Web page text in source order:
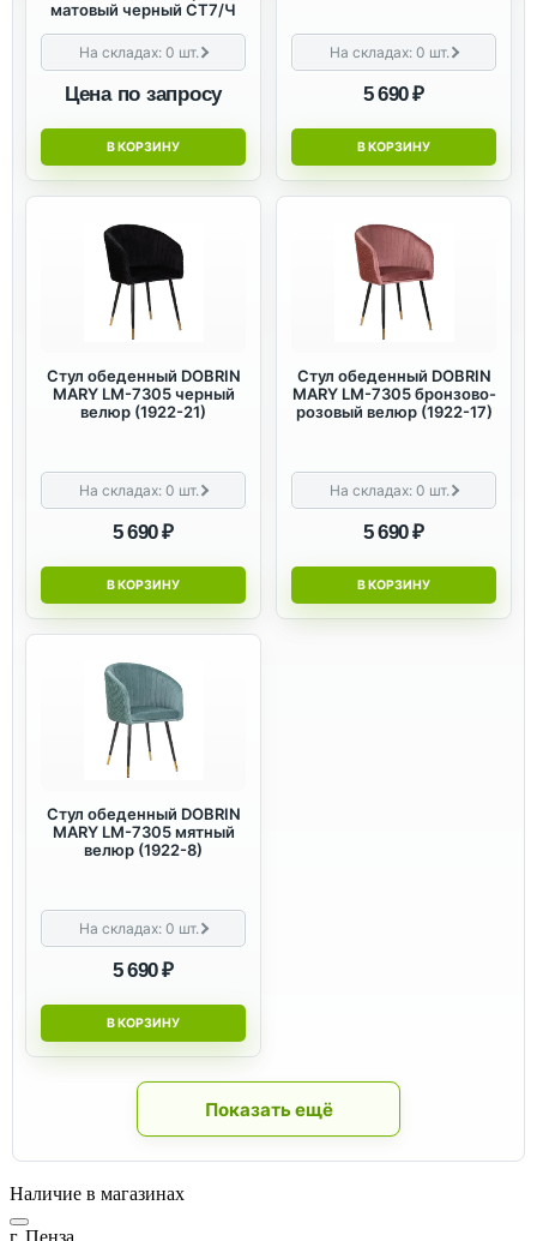
матовый черный СТ7/Ч
На складах:0 шт.
Цена по запросу
В КОРЗИНУ
На складах:0 шт.
5 690 ₽
В КОРЗИНУ
Стул обеденный DOBRIN
MARY LM-7305 черный
велюр (1922-21)
На складах:0 шт.
5 690 ₽
В КОРЗИНУ
Стул обеденный DOBRIN
MARY LM-7305 бронзово-
розовый велюр (1922-17)
На складах:0 шт.
5 690 ₽
В КОРЗИНУ
Стул обеденный DOBRIN
MARY LM-7305 мятный
велюр (1922-8)
На складах:0 шт.
5 690 ₽
В КОРЗИНУ
Показать ещё
Наличие в магазинах
г. Пенза